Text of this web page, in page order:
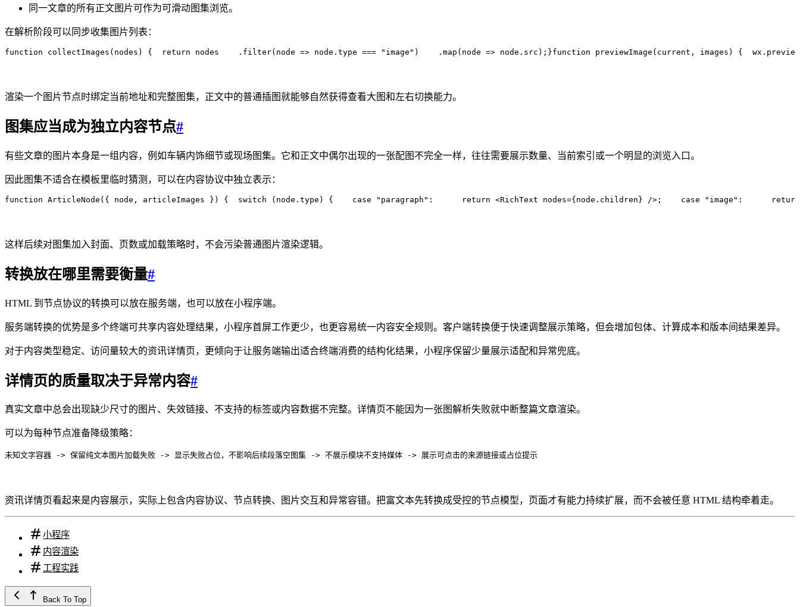
同一文章的所有正文图片可作为可滑动图集浏览。
在解析阶段可以同步收集图片列表：
function collectImages ( nodes ) {
  return
nodes
    .
filter( node => node . type === " image " )
    .
map ( node => node . src ); }function previewImage ( current , images ) {
  wx
.
渲染一个图片节点时绑定当前地址和完整图集，正文中的普通插图就能够自然获得查看大图和左右切换能力。
图集应当成为独立内容节点#
有些文章的图片本身是一组内容，例如车辆内饰细节或现场图集。它和正文中偶尔出现的一张配图不完全一样，往往需要展示数量、当前索引或一个明显的浏览入口。
因此图集不适合在模板里临时猜测，可以在内容协议中独立表示：
function ArticleNode ({ node , articleImages }) {
  switch
( node . type ) {
    case
" paragraph " :
      return
<RichText nodes={ node . children } />;
    case
" image " :
      return
这样后续对图集加入封面、页数或加载策略时，不会污染普通图片渲染逻辑。
转换放在哪里需要衡量#
HTML 到节点协议的转换可以放在服务端，也可以放在小程序端。
服务端转换的优势是多个终端可共享内容处理结果，小程序首屏工作更少，也更容易统一内容安全规则。客户端转换便于快速调整展示策略，但会增加包体、计算成本和版本间结果差异。
对于内容类型稳定、访问量较大的资讯详情页，更倾向于让服务端输出适合终端消费的结构化结果，小程序保留少量展示适配和异常兜底。
详情页的质量取决于异常内容#
真实文章中总会出现缺少尺寸的图片、失效链接、不支持的标签或内容数据不完整。详情页不能因为一张图解析失败就中断整篇文章渲染。
可以为每种节点准备降级策略：
未知文字容器 -> 保留纯文本图片加载失败 -> 显示失败占位，不影响后续段落空图集 -> 不展示模块不支持媒体 -> 展示可点击的来源链接或占位提示
资讯详情页看起来是内容展示，实际上包含内容协议、节点转换、图片交互和异常容错。把富文本先转换成受控的节点模型，页面才有能力持续扩展，而不会被任意 HTML 结构牵着走。
小程序
内容渲染
工程实践
Back To Top